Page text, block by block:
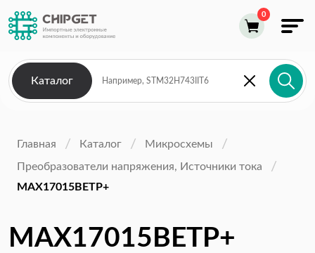
Каталог
Главная Каталог
Микросхемы
Преобразователи напряжения, Источники тока
MAX17015BETP+
MAX17015BETP+